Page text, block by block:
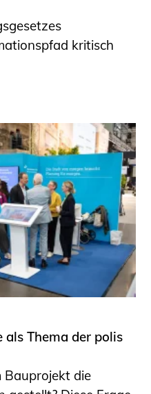
kritisch
als Thema der polis
Bauprojekt die